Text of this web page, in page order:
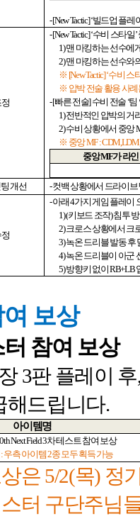
- [New Tactic] ‘빌드업 플레
- [New Tactic] ‘수비 스타일’
1)맨 마킹하는 선수에
2)맨 마킹하는 선수와
※ [New Tactic] ‘수비 스
※ 압박 전술 활용 사
- [빠른 전술]수비 전술 ‘팀
1)전반적인 압박의 거
2)수비 상황에서 중앙
※ 중앙MF :
중앙MF가 라
개선 -컷백 상황에서 드라이브
-아래4가지 게임 플레이
1) (키보드 조작)침투
2)크로스 상황에서 크
3)녹온 드리블 발동 후
4)녹온 드리블이 아군
5)방향키 없이RB+LB
보상
참여 보상
3판 플레이 후
해드립니다.
아이템명
Next Field 3차 테스트 참여 보상
:우측 아이템2종 모두 획득 가능
은 5/2(목) 정
터 구단주님